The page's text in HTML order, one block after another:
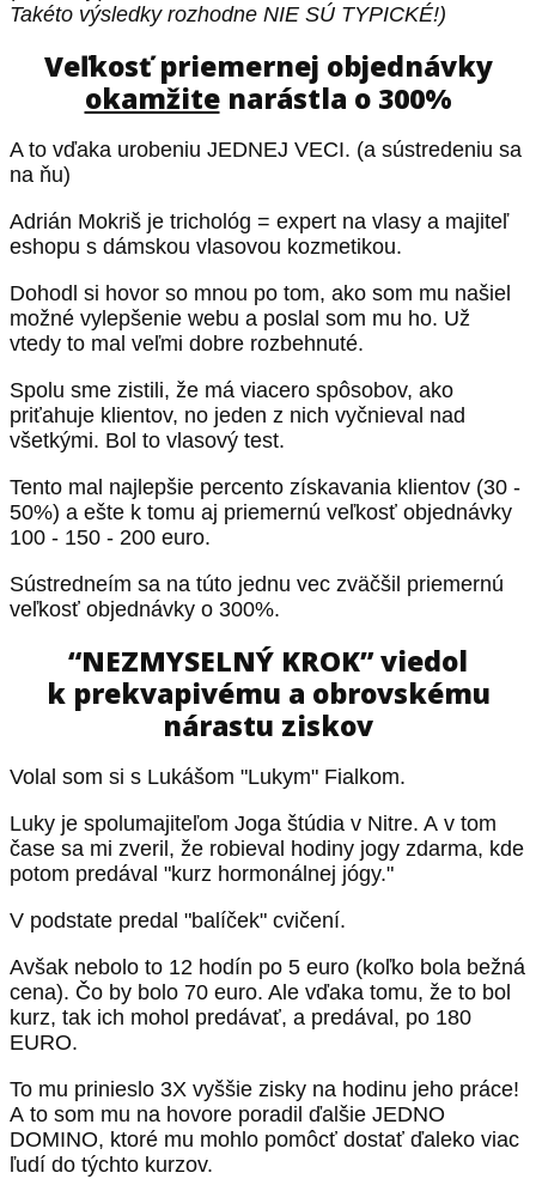
Takéto výsledky rozhodne NIE SÚ TYPICKÉ!)
Veľkosť priemernej objednávky
okamžitenarástla o 300%
A to vďaka urobeniu JEDNEJ VECI. (a sústredeniu sa
na ňu)
Adrián Mokriš je trichológ = expert na vlasy a majiteľ
eshopu s dámskou vlasovou kozmetikou.
Dohodl si hovor so mnou po tom, ako som mu našiel
možné vylepšenie webu a poslal som mu ho. Už
vtedy to mal veľmi dobre rozbehnuté.
Spolu sme zistili, že má viacero spôsobov, ako
priťahuje klientov, no jeden z nich vyčnieval nad
všetkými. Bol to vlasový test.
Tento mal najlepšie percento získavania klientov (30 -
50%) a ešte k tomu aj priemernú veľkosť objednávky
100 - 150 - 200 euro.
Sústredneím sa na túto jednu vec zväčšil priemernú
veľkosť objednávky o 300%.
“NEZMYSELNÝ KROK” viedol
k prekvapivému a obrovskému
nárastu ziskov
Volal som si s Lukášom "Lukym" Fialkom.
Luky je spolumajiteľom Joga štúdia v Nitre. A v tom
čase sa mi zveril, že robieval hodiny jogy zdarma, kde
potom predával "kurz hormonálnej jógy."
V podstate predal "balíček" cvičení.
Avšak nebolo to 12 hodín po 5 euro (koľko bola bežná
cena). Čo by bolo 70 euro. Ale vďaka tomu, že to bol
kurz, tak ich mohol predávať, a predával, po 180
EURO.
To mu prinieslo 3X vyššie zisky na hodinu jeho práce!
A to som mu na hovore poradil ďalšie JEDNO
DOMINO, ktoré mu mohlo pomôcť dostať ďaleko viac
ľudí do týchto kurzov.